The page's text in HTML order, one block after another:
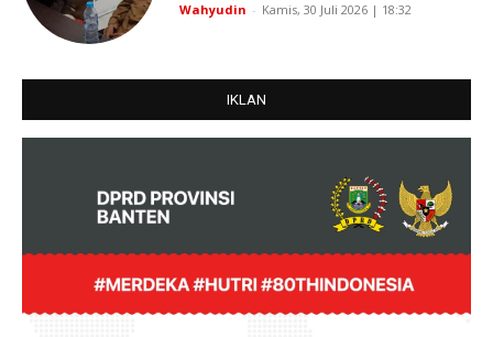
Wahyudin - Kamis, 30 Juli 2026 | 18:32
IKLAN